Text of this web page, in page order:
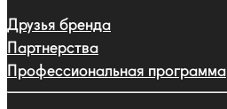
Друзья бренда
Партнерства
Профессиональная программа